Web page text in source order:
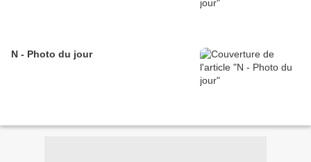
N - Photo du jour